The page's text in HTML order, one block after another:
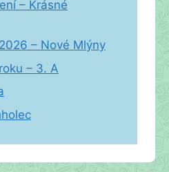
– Krásné
– Nové Mlýny
– 3. A